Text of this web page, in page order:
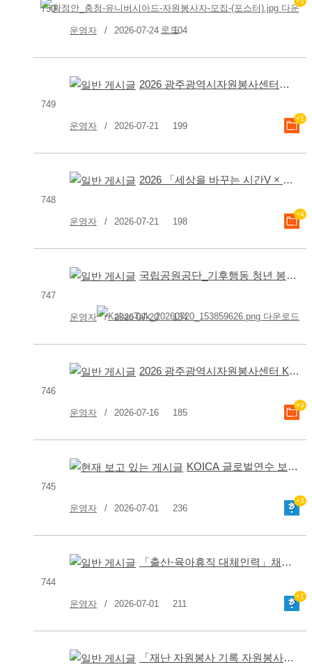
750
운영자 2026-07-24 104
749
2026 광주광역시자원봉사센터「출산⋅육아휴직 대체인력」채용 재공고
+1
운영자 2026-07-21 199
748
2026 「세상을 바꾸는 시간V × 광주특별시」 참가자 모집 공고
+4
운영자 2026-07-21 198
747
국립공원공단_기후행동 청년 봉사단 모집
운영자 2026-07-20 134
746
2026 광주광역시자원봉사센터 KOICA 글로벌연수 보조인력 채용 재공고
+3
운영자 2026-07-16 185
745
KOICA 글로벌연수 보조인력 채용 공고
+3
운영자 2026-07-01 236
744
「출산⋅육아휴직 대체인력」채용 공고
+1
운영자 2026-07-01 211
「재난 자원봉사 기록 자원봉사자」 모집